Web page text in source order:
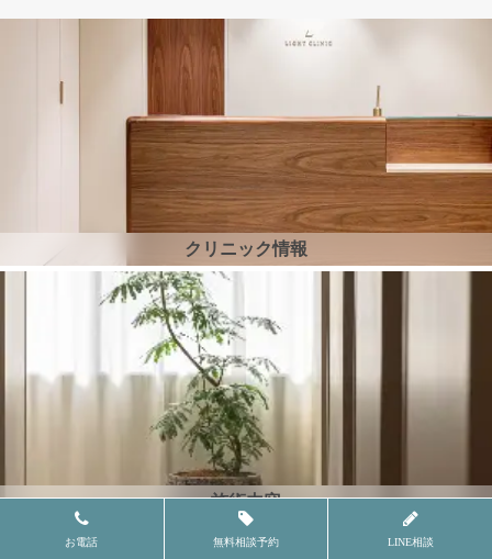
クリニック情報
施術内容
お電話 無料相談予約 LINE相談